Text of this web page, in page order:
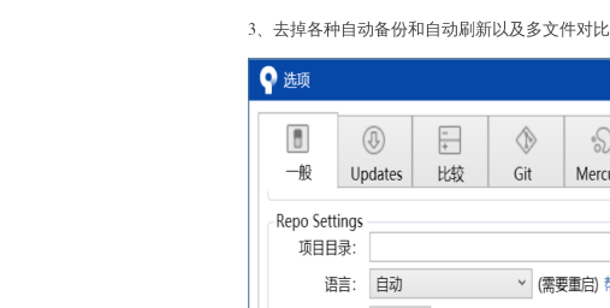
3、去掉各种自动备份和自动刷新以及多文件对比